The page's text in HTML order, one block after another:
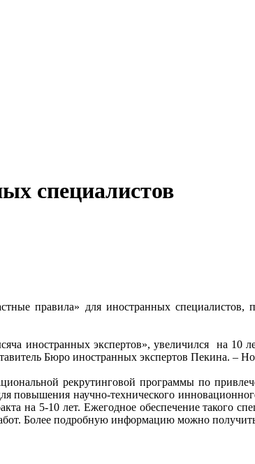
специалистов
правила» для иностранных
иностранных экспертов», увеличился на 10
Бюро иностранных экспертов Пекина. –
рекрутинговой программы по
повышения научно-технического
на 5-10 лет. Ежегодное обеспечение такого
Более подробную информацию можно